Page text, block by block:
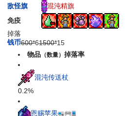
敌怪旗
混沌精旗
免疫
掉落
钱币600*61500*15
物品 （数量）掉落率
混沌传送杖
0.2%
恩赐苹果